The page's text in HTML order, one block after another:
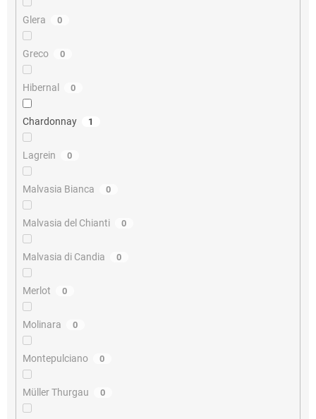
Glera 0
Greco 0
Hibernal 0
Chardonnay 1
Lagrein 0
Malvasia Bianca 0
Malvasia del Chianti 0
Malvasia di Candia 0
Merlot 0
Molinara 0
Montepulciano 0
Müller Thurgau 0